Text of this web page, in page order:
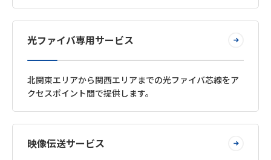
光ファイバ専用サービス
北関東エリアから関西エリアまでの光ファイバ芯線をア
クセスポイント間で提供します。
映像伝送サービス